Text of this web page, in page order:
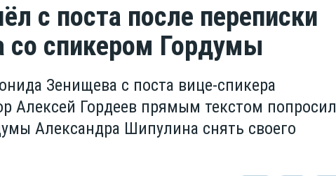
с поста после переписки
со спикером Гордумы
Зенищева с поста вице-спикера
Алексей Гордеев прямым текстом попросил
Александра Шипулина снять своего